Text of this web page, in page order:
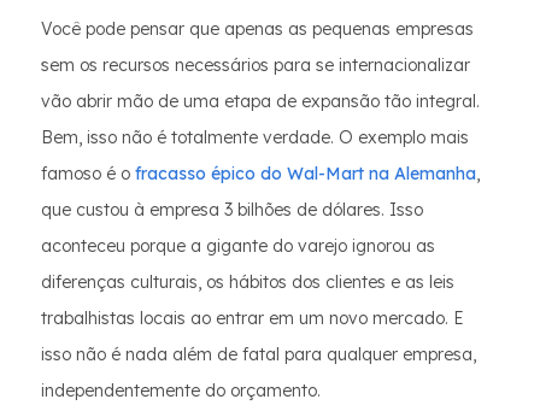
Você pode pensar que apenas as pequenas empresas
sem os recursos necessários para se internacionalizar
vão abrir mão de uma etapa de expansão tão integral.
Bem, isso não é totalmente verdade. O exemplo mais
famoso é o fracasso épico do Wal-Mart na Alemanha,
que custou à empresa 3 bilhões de dólares. Isso
aconteceu porque a gigante do varejo ignorou as
diferenças culturais, os hábitos dos clientes e as leis
trabalhistas locais ao entrar em um novo mercado. E
isso não é nada além de fatal para qualquer empresa,
independentemente do orçamento.